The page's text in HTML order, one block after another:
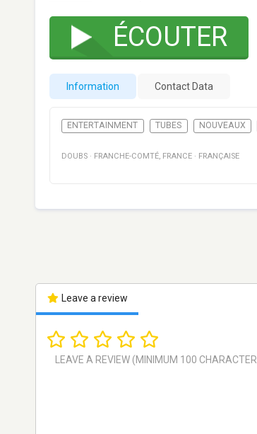
ÉCOUTER
Information Contact Data
ENTERTAINMENT TUBES NOUVEAUX
DOUBS · FRANCHE-COMTÉ, FRANCE · FRANÇAISE
Leave a review